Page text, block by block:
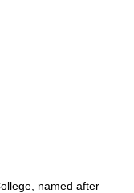
named after